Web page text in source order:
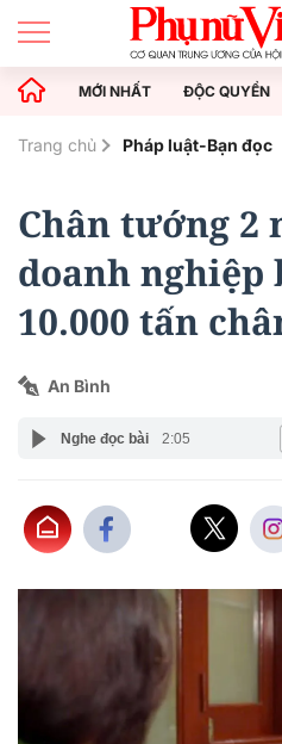
MỚI NHẤT ĐỘC QUYỀN
Trang chủ Pháp luật-Bạn đọc
Chân tướng 2
doanh nghiệp
10.000 tấn
An Bình
Nghe đọc bài 2:05